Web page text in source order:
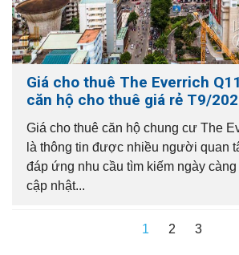
Giá cho thuê The Everrich
căn hộ cho thuê giá rẻ T9/
Giá cho thuê căn hộ chung cư The
là thông tin được nhiều người quan
đáp ứng nhu cầu tìm kiếm ngày
cập nhật...
1 2 3